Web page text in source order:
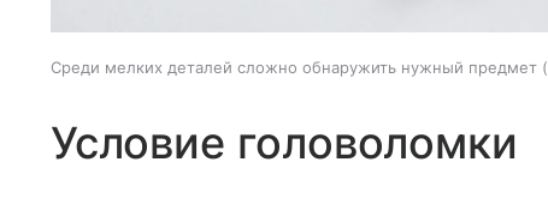
Среди мелких деталей сложно обнаружить нужный предмет
Условие головоломки